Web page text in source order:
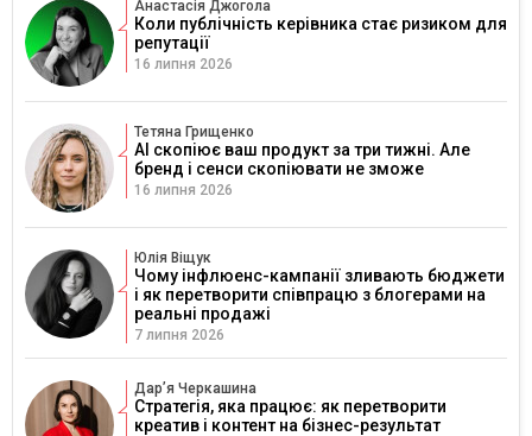
Анастасія Джогола
Коли публічність керівника стає ризиком для
репутації
16 липня 2026
Тетяна Грищенко
AI скопіює ваш продукт за три тижні. Але
бренд і сенси скопіювати не зможе
16 липня 2026
Юлія Віщук
Чому інфлюенс-кампанії зливають бюджети
і як перетворити співпрацю з блогерами на
реальні продажі
7 липня 2026
Дарʼя Черкашина
Стратегія, яка працює: як перетворити
креатив і контент на бізнес-результат